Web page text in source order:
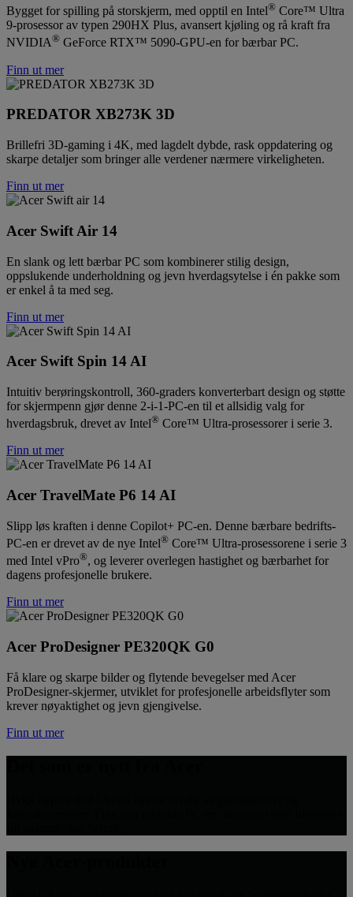
Bygget for spilling på storskjerm, med opptil en Intel® Core™ Ultra
9-prosessor av typen 290HX Plus, avansert kjøling og rå kraft fra
NVIDIA® GeForce RTX™ 5090-GPU-en for bærbar PC.
Finn ut mer
PREDATOR XB273K 3D
Brillefri 3D-gaming i 4K, med lagdelt dybde, rask oppdatering og
skarpe detaljer som bringer alle verdener nærmere virkeligheten.
Finn ut mer
Acer Swift Air 14
En slank og lett bærbar PC som kombinerer stilig design,
oppslukende underholdning og jevn hverdagsytelse i én pakke som
er enkel å ta med seg.
Finn ut mer
Acer Swift Spin 14 AI
Intuitiv berøringskontroll, 360-graders konverterbart design og støtte
for skjermpenn gjør denne 2-i-1-PC-en til et allsidig valg for
hverdagsbruk, drevet av Intel® Core™ Ultra-prosessorer i serie 3.
Finn ut mer
Acer TravelMate P6 14 AI
Slipp løs kraften i denne Copilot+ PC-en. Denne bærbare bedrifts-
PC-en er drevet av de nye Intel® Core™ Ultra-prosessorene i serie 3
med Intel vPro®, og leverer overlegen hastighet og bærbarhet for
dagens profesjonelle brukere.
Finn ut mer
Acer ProDesigner PE320QK G0
Få klare og skarpe bilder og flytende bevegelser med Acer
ProDesigner-skjermer, utviklet for profesjonelle arbeidsflyter som
krever nøyaktighet og jevn gjengivelse.
Finn ut mer